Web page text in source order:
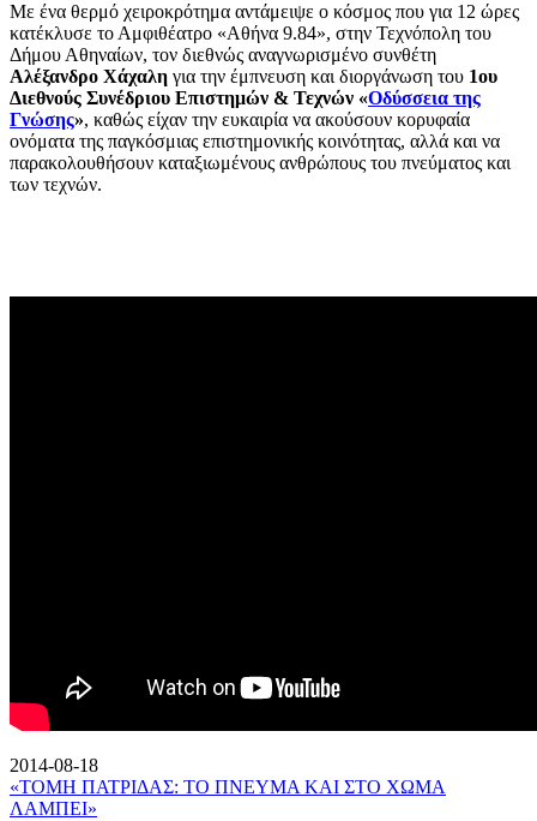
Με ένα θερμό χειροκρότημα αντάμειψε ο κόσμος που για 12 ώρες
κατέκλυσε το Αμφιθέατρο «Αθήνα 9.84», στην Τεχνόπολη του
Δήμου Αθηναίων, τον διεθνώς αναγνωρισμένο συνθέτη
Αλέξανδρο Χάχαλη για την έμπνευση και διοργάνωση του 1ου
Διεθνούς Συνέδριου Επιστημών & Τεχνών «Οδύσσεια της
Γνώσης», καθώς είχαν την ευκαιρία να ακούσουν κορυφαία
ονόματα της παγκόσμιας επιστημονικής κοινότητας, αλλά και να
παρακολουθήσουν καταξιωμένους ανθρώπους του πνεύματος και
των τεχνών.
2014-08-18
«ΤΟΜΗ ΠΑΤΡΙΔΑΣ: ΤΟ ΠΝΕΥΜΑ ΚΑΙ ΣΤΟ ΧΩΜΑ
ΛΑΜΠΕΙ»